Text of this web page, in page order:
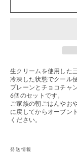
生クリームを使用した
冷凍した状態でクール
プレーンとチョコチャ
6個のセットです。
ご家族の朝ごはんやお
に戻してからオーブン
ください。
発送情報